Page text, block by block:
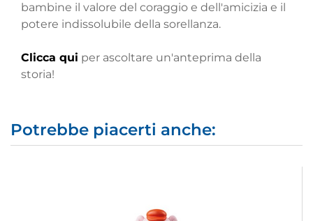
bambine il valore del coraggio e dell'amicizia e il
potere indissolubile della sorellanza.
Clicca qui per ascoltare un'anteprima della
storia!
Potrebbe piacerti anche: